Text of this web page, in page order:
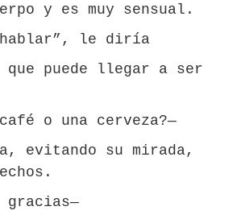
y es muy sensual.
hablar”, le diría
puede llegar a ser
o una cerveza?—
evitando su mirada,
gracias—